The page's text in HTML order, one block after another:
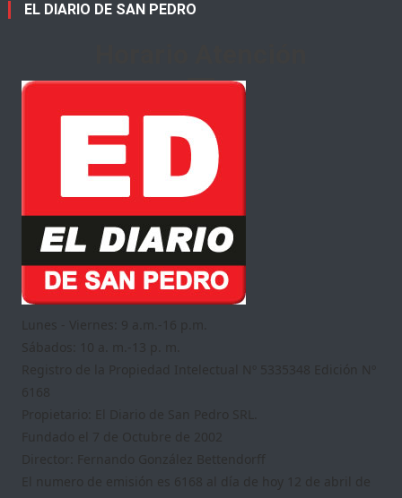
EL DIARIO DE SAN PEDRO
Lunes - Viernes: 9 a.m.-16 p.m.
Sábados: 10 a. m.-13 p. m.
Registro de la Propiedad Intelectual Nº 5335348 Edición Nº
6168
Propietario: El Diario de San Pedro SRL.
Fundado el 7 de Octubre de 2002
Director: Fernando González Bettendorff
El numero de emisión es 6168 al día de hoy 12 de abril de